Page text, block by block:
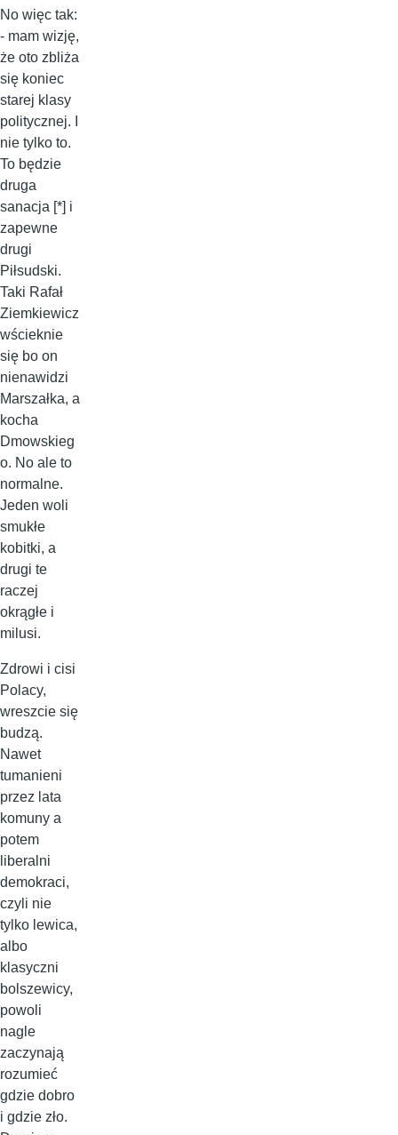
No więc tak:
- mam wizję,
że oto zbliża
się koniec
starej klasy
politycznej. I
nie tylko to.
To będzie
druga
sanacja [*] i
zapewne
drugi
Piłsudski.
Taki Rafał
Ziemkiewicz
wścieknie
się bo on
nienawidzi
Marszałka, a
kocha
Dmowskieg
o. No ale to
normalne.
Jeden woli
smukłe
kobitki, a
drugi te
raczej
okrągłe i
milusi.
Zdrowi i cisi
Polacy,
wreszcie się
budzą.
Nawet
tumanieni
przez lata
komuny a
potem
liberalni
demokraci,
czyli nie
tylko lewica,
albo
klasyczni
bolszewicy,
powoli
nagle
zaczynają
rozumieć
gdzie dobro
i gdzie zło.